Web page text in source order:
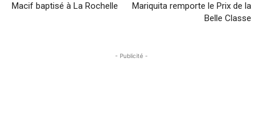
Macif baptisé à La Rochelle
Mariquita remporte le Prix de la
Belle Classe
- Publicité -